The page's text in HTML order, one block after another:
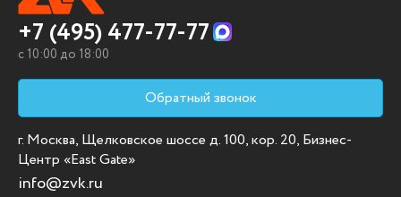
+7 (495) 477-77-77
c 10:00 до 18:00
Обратный звонок
г. Москва, Щелковское шоссе д. 100, кор. 20, Бизнес-
Центр «East Gate»
info@zvk.ru